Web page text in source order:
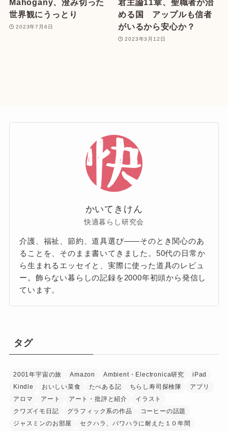
Mahogany、澄み切った
世界観にうっとり
2023年7月6日
君主論11章、聖職者が治
める国 アップルも信者
がいるから安心か？
2023年3月12日
かいてきけん
快適暮らし研究会
介護、福祉、節約、道具選び——そのとき関心のあ
ることを、そのまま書いてきました。50代の日常か
ら生まれるエッセイと、実際に使った道具のレビュ
ー。飾らない暮らしの記録を2000年初頭から発信し
ています。
タグ
2001年宇宙の旅 Amazon Ambient・Electronica研究
iPad
Kindle
おいしい菜食 たべある記 ちらし寿司探検隊
アプリ
アロマ
アート アート・批評と紹介
イラスト
クワズイモ日記
グラフィック系の作品
コーヒーの話題
ジャスミンのお部屋
セクハラ、パワハラに耐えた１０年間